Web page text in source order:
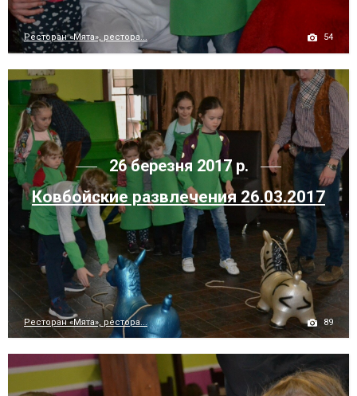
Ресторан «Мята», рестора... 54
26 березня 2017 р.
Ковбойские развлечения 26.03.2017
Ресторан «Мята», рестора... 89